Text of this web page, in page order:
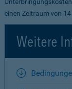
einen Zeitraum von
Weitere